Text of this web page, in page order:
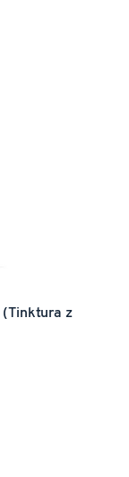
(Tinktura z